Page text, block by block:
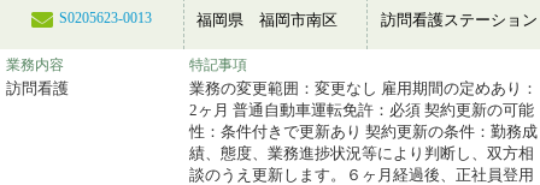
S0205623-0013 福岡県 福岡市南区 訪問看護ステーション
業務内容
訪問看護
特記事項
業務の変更範囲：変更なし 雇用期間の定めあり：
2ヶ月 普通自動車運転免許：必須 契約更新の可能
性：条件付きで更新あり 契約更新の条件：勤務成
績、態度、業務進捗状況等により判断し、双方相
談のうえ更新します。６ヶ月経過後、正社員登用